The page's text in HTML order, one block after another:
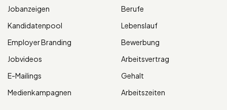
Jobanzeigen
Kandidatenpool
Employer Branding
Jobvideos
E-Mailings
Medienkampagnen
Berufe
Lebenslauf
Bewerbung
Arbeitsvertrag
Gehalt
Arbeitszeiten